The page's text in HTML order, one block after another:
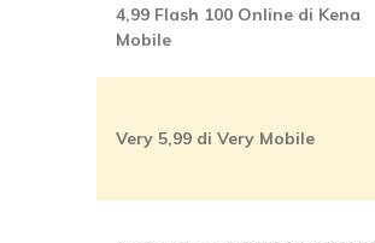
4,99 Flash 100 Online di Kena
Mobile
Very 5,99 di Very Mobile